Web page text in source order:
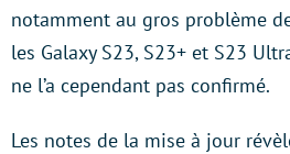
notamment au gros problème
les Galaxy S23, S23+ et S23
ne l’a cependant pas confirmé.
Les notes de la mise à jour